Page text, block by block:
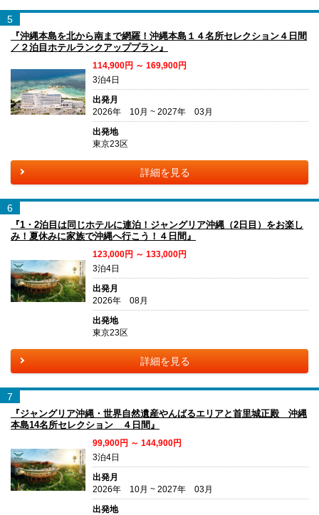
5
『沖縄本島を北から南まで網羅！沖縄本島１４名所セレクション４日間
／２泊目ホテルランクアッププラン』
114,900円 ～ 169,900円
3泊4日
出発月
2026年 10月 ~ 2027年 03月
出発地
東京23区
詳細を見る
6
『1・2泊目は同じホテルに連泊！ジャングリア沖縄（2日目）をお楽し
み！夏休みに家族で沖縄へ行こう！４日間』
123,000円 ～ 133,000円
3泊4日
出発月
2026年 08月
出発地
東京23区
詳細を見る
7
『ジャングリア沖縄・世界自然遺産やんばるエリアと首里城正殿 沖縄
本島14名所セレクション ４日間』
99,900円 ～ 144,900円
3泊4日
出発月
2026年 10月 ~ 2027年 03月
出発地